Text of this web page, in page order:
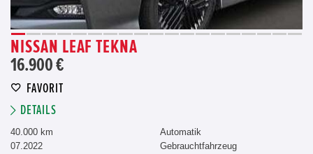
NISSAN LEAF TEKNA
16.900 €
FAVORIT
DETAILS
40.000 km
07.2022
Automatik
Gebrauchtfahrzeug